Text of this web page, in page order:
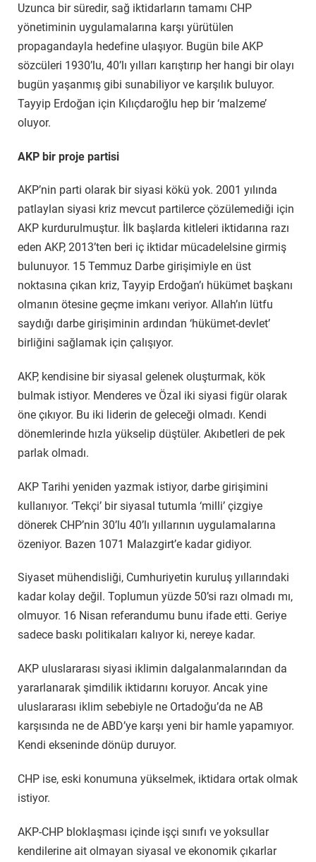
Uzunca bir süredir, sağ iktidarların tamamı CHP
yönetiminin uygulamalarına karşı yürütülen
propagandayla hedefine ulaşıyor. Bugün bile AKP
sözcüleri 1930’lu, 40’lı yılları karıştırıp her hangi bir olayı
bugün yaşanmış gibi sunabiliyor ve karşılık buluyor.
Tayyip Erdoğan için Kılıçdaroğlu hep bir ‘malzeme’
oluyor.
AKP bir proje partisi
AKP’nin parti olarak bir siyasi kökü yok. 2001 yılında
patlaylan siyasi kriz mevcut partilerce çözülemediği için
AKP kurdurulmuştur. İlk başlarda kitleleri iktidarına razı
eden AKP, 2013’ten beri iç iktidar mücadelelsine girmiş
bulunuyor. 15 Temmuz Darbe girişimiyle en üst
noktasına çıkan kriz, Tayyip Erdoğan’ı hükümet başkanı
olmanın ötesine geçme imkanı veriyor. Allah’ın lütfu
saydığı darbe girişiminin ardından ‘hükümet-devlet’
birliğini sağlamak için çalışıyor.
AKP, kendisine bir siyasal gelenek oluşturmak, kök
bulmak istiyor. Menderes ve Özal iki siyasi figür olarak
öne çıkıyor. Bu iki liderin de geleceği olmadı. Kendi
dönemlerinde hızla yükselip düştüler. Akıbetleri de pek
parlak olmadı.
AKP Tarihi yeniden yazmak istiyor, darbe girişimini
kullanıyor. ‘Tekçi’ bir siyasal tutumla ‘milli’ çizgiye
dönerek CHP’nin 30’lu 40’lı yıllarının uygulamalarına
özeniyor. Bazen 1071 Malazgirt’e kadar gidiyor.
Siyaset mühendisliği, Cumhuriyetin kuruluş yıllarındaki
kadar kolay değil. Toplumun yüzde 50’si razı olmadı mı,
olmuyor. 16 Nisan referandumu bunu ifade etti. Geriye
sadece baskı politikaları kalıyor ki, nereye kadar.
AKP uluslararası siyasi iklimin dalgalanmalarından da
yararlanarak şimdilik iktidarını koruyor. Ancak yine
uluslararası iklim sebebiyle ne Ortadoğu’da ne AB
karşısında ne de ABD’ye karşı yeni bir hamle yapamıyor.
Kendi ekseninde dönüp duruyor.
CHP ise, eski konumuna yükselmek, iktidara ortak olmak
istiyor.
AKP-CHP bloklaşması içinde işçi sınıfı ve yoksullar
kendilerine ait olmayan siyasal ve ekonomik çıkarlar